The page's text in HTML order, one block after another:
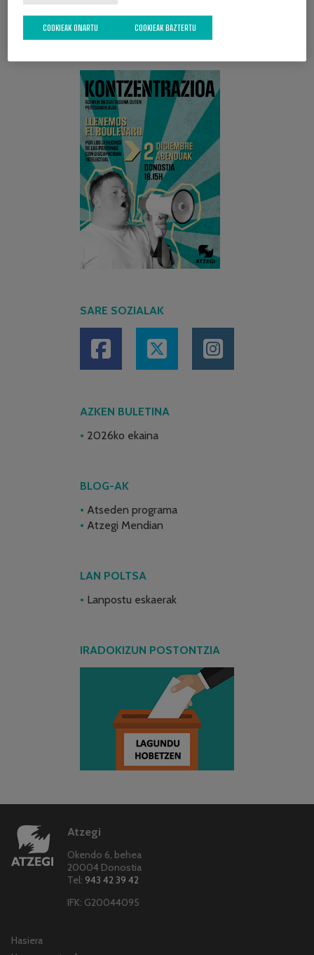
SARE SOZIALAK
AZKEN BULETINA
2026ko ekaina
BLOG-AK
Atseden programa
Atzegi Mendian
LAN POLTSA
Lanpostu eskaerak
IRADOKIZUN POSTONTZIA
Atzegi
Okendo 6, behea
20004 Donostia
Tel: 943 42 39 42
IFK: G20044095
Hasiera
COOKIEAK BAZTERTU
COOKIEAK ONARTU